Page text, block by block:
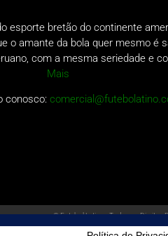
esporte bretão do continente
o amante da bola quer mesmo é
com a mesma seriedade e
Mais
conosco:
© Futebol Latino - Todos os Direitos